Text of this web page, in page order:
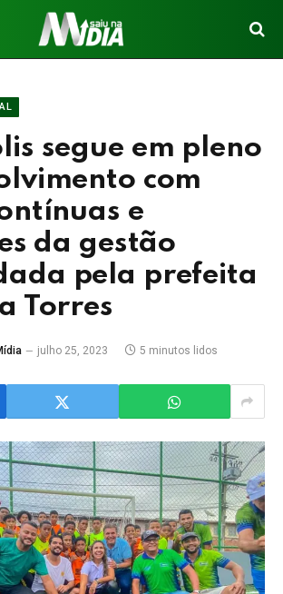
segue em pleno
com
e
da gestão
pela prefeita
Torres
julho 25, 2023 5 minutos lidos